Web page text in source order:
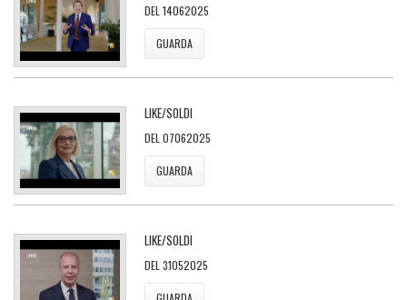
DEL 14062025
GUARDA
LIKE/SOLDI
DEL 07062025
GUARDA
LIKE/SOLDI
DEL 31052025